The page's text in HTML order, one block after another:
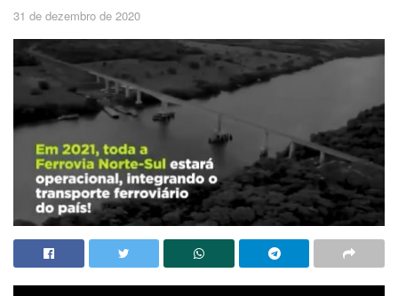
31 de dezembro de 2020